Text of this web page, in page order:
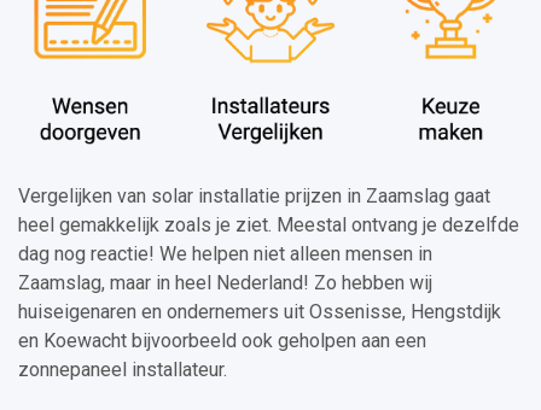
Vergelijken van solar installatie prijzen in Zaamslag gaat
heel gemakkelijk zoals je ziet. Meestal ontvang je dezelfde
dag nog reactie! We helpen niet alleen mensen in
Zaamslag, maar in heel Nederland! Zo hebben wij
huiseigenaren en ondernemers uit Ossenisse, Hengstdijk
en Koewacht bijvoorbeeld ook geholpen aan een
zonnepaneel installateur.